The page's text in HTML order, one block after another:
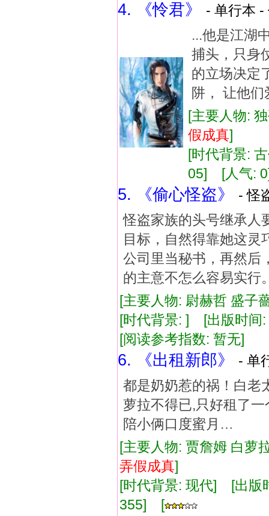
4. 《怜君》
- 单行本
...他是江湖
捕头，只身
的立场决定
阱， 让他们
[主要人物:
假成真]
[时代背景:
05] [人气:
5. 《偷心怪盗》
- 怪
怪盗家族的头号继承人
目标，自然得靠她这灵
公司里当秘书，再然后
的主意不怎么容易实行
[主要人物: 尉赫哲 盛
[时代背景: ] [出版时
[阅读参考指数: 暂无]
6. 《出租新郎》
- 单
都是奶奶惹的祸！白老
萝拉不得已,只好租了
陪小俩口度蜜月…
[主要人物: 贾詹姆 白
弄假成真]
[时代背景: 现代] [出
355] [